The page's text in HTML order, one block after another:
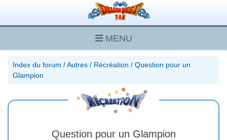
MENU
Index du forum /Autres / Récréation / Question pour un
Glampion
Question pour un Glampion